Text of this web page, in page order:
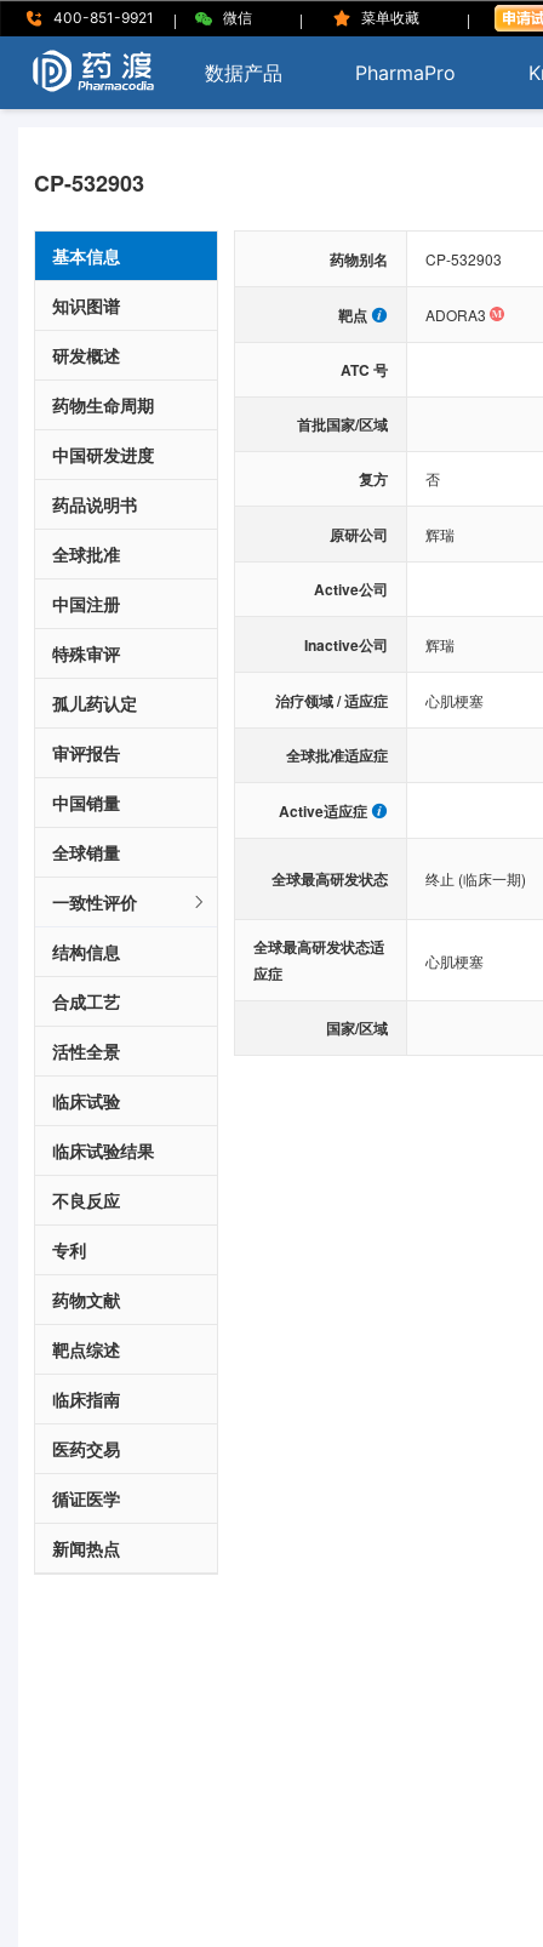
400-851-9921 | 微信 | 菜单收藏 |
数据产品 PharmaPro
CP-532903
基本信息
知识图谱
研发概述
药物生命周期
中国研发进度
药品说明书
全球批准
中国注册
特殊审评
孤儿药认定
审评报告
中国销量
全球销量
一致性评价
结构信息
合成工艺
活性全景
临床试验
临床试验结果
不良反应
专利
药物文献
靶点综述
临床指南
医药交易
循证医学
新闻热点
药物别名 CP-532903
靶点 ADORA3
ATC 号
首批国家/区域
复方 否
原研公司 辉瑞
Active公司
Inactive公司 辉瑞
治疗领域 / 适应症 心肌梗塞
全球批准适应症
Active适应症
全球最高研发状态 终止 (临床一期)
全球最高研发状态适
应症
心肌梗塞
国家/区域